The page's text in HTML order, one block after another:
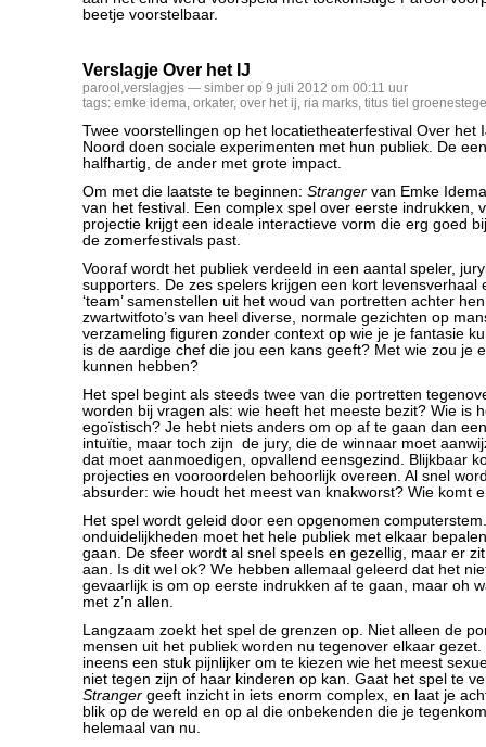
beetje voorstelbaar.
Verslagje Over het IJ
parool ,verslagjes — simber op 9 juli 2012 om 00:11 uur
tags: emke idema, orkater, over het ij, ria marks, titus tiel groenestege
Twee voorstellingen op het locatietheaterfestival Over het
Noord doen sociale experimenten met hun publiek. De
halfhartig, de ander met grote impact.
Om met die laatste te beginnen: Stranger van Emke
van het festival. Een complex spel over eerste indrukken,
projectie krijgt een ideale interactieve vorm die erg goed
de zomerfestivals past.
Vooraf wordt het publiek verdeeld in een aantal speler,
supporters. De zes spelers krijgen een kort levensverhaal
‘team’ samenstellen uit het woud van portretten achter
zwartwitfoto’s van heel diverse, normale gezichten op
verzameling figuren zonder context op wie je je fantasie
is de aardige chef die jou een kans geeft? Met wie zou je
kunnen hebben?
Het spel begint als steeds twee van die portretten
worden bij vragen als: wie heeft het meeste bezit? Wie is
egoïstisch? Je hebt niets anders om op af te gaan dan
intuïtie, maar toch zijn de jury, die de winnaar moet
dat moet aanmoedigen, opvallend eensgezind. Blijkbaar
projecties en vooroordelen behoorlijk overeen. Al snel
absurder: wie houdt het meest van knakworst? Wie komt
Het spel wordt geleid door een opgenomen
onduidelijkheden moet het hele publiek met elkaar
gaan. De sfeer wordt al snel speels en gezellig, maar er
aan. Is dit wel ok? We hebben allemaal geleerd dat het
gevaarlijk is om op eerste indrukken af te gaan, maar oh
met z’n allen.
Langzaam zoekt het spel de grenzen op. Niet alleen de
mensen uit het publiek worden nu tegenover elkaar
ineens een stuk pijnlijker om te kiezen wie het meest
niet tegen zijn of haar kinderen op kan. Gaat het spel te
Stranger geeft inzicht in iets enorm complex, en laat je
blik op de wereld en op al die onbekenden die je
helemaal van nu.